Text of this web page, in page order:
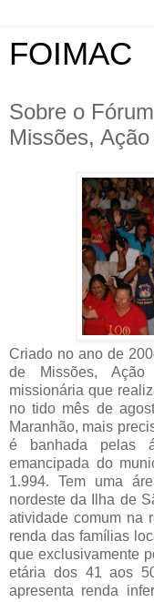
FOIMAC
Sobre o
Missões,
Criado no ano de
de Missões,
missionária que
no tido mês de
Maranhão, mais
é banhada pelas
emancipada do
1.994. Tem uma
nordeste da Ilha de
atividade comum na
renda das famílias
que exclusivamente
etária dos 41 aos
apresenta renda